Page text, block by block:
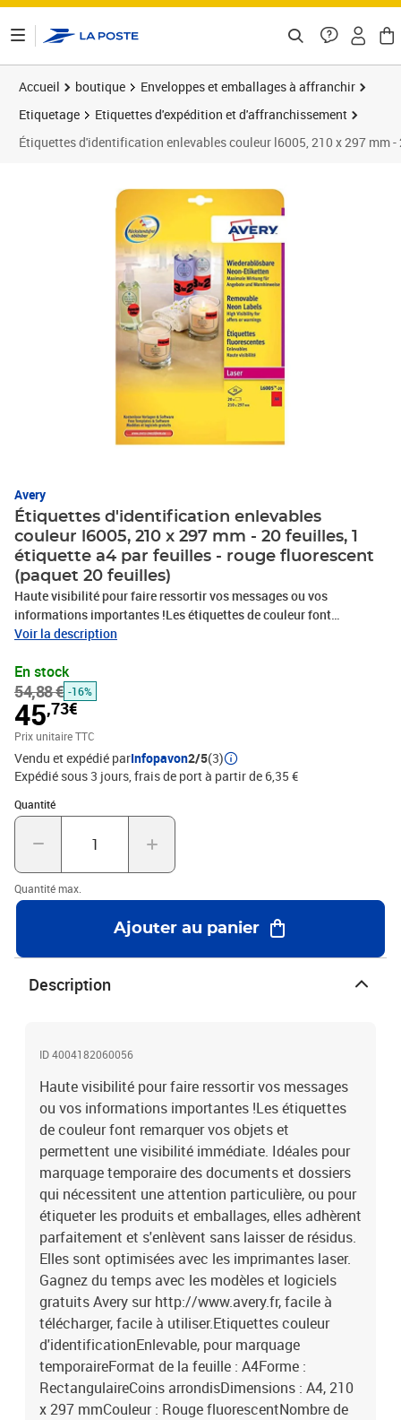
Accueil boutique
Enveloppes et emballages à affranchir
Etiquetage
Etiquettes d'expédition et d'affranchissement
Étiquettes d'identification enlevables couleur l6005, 210 x 297 mm
Avery
Étiquettes d'identification enlevables
couleur l6005, 210 x 297 mm - 20 feuilles, 1
étiquette a4 par feuilles - rouge fluorescent
(paquet 20 feuilles)
Haute visibilité pour faire ressortir vos messages ou vos
informations importantes !Les étiquettes de couleur font
remarquer vos objets et permettent une visibilité immédiate.
nécessitent une attention particulière, ou pour étiqueter les
produits et emballages, elles adhèrent parfaitement et s'enlèvent
sans laisser de résidus. Elles sont optimisées avec les
imprimantes laser. Gagnez du temps avec les modèles et logiciels
gratuits Avery sur http://www.avery.fr, facile à télécharger, facile à
utiliser.Etiquettes couleur d'identificationEnlevable, pour
marquage temporaireFormat de la feuille : A4Forme :
RectangulaireCoins arrondisDimensions : A4, 210 x 297
mmCouleur : Rouge fluorescentNombre de feuilles : 20Nombre
d'étiquettes par feuille : 1Nombre d'étiquettes par boîte : 20.
Voir la description
En stock
54,88 € -16%
45,73€
Prix unitaire TTC
Vendu et expédié parInfopavon2/5(3)
Expédié sous 3 jours, frais de port à partir de 6,35 €
Quantité
Quantité : 1
Quantité max.
Ajouter au panier
Description
ID 4004182060056
Haute visibilité pour faire ressortir vos messages
ou vos informations importantes !Les étiquettes
de couleur font remarquer vos objets et
permettent une visibilité immédiate. Idéales pour
marquage temporaire des documents et dossiers
qui nécessitent une attention particulière, ou pour
étiqueter les produits et emballages, elles adhèrent
parfaitement et s'enlèvent sans laisser de résidus.
Elles sont optimisées avec les imprimantes laser.
Gagnez du temps avec les modèles et logiciels
gratuits Avery sur http://www.avery.fr, facile à
télécharger, facile à utiliser.Etiquettes couleur
d'identificationEnlevable, pour marquage
temporaireFormat de la feuille : A4Forme :
RectangulaireCoins arrondisDimensions : A4, 210
x 297 mmCouleur : Rouge fluorescentNombre de